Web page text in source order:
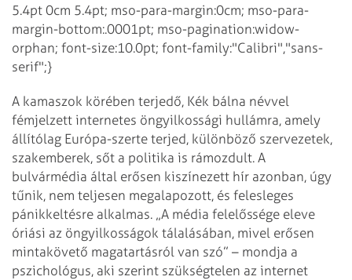
5.4pt 0cm 5.4pt; mso-para-margin:0cm; mso-para-
margin-bottom:.0001pt; mso-pagination:widow-
orphan; font-size:10.0pt; font-family:"Calibri","sans-
serif";}
A kamaszok körében terjedő, Kék bálna névvel
fémjelzett internetes öngyilkossági hullámra, amely
állítólag Európa-szerte terjed, különböző szervezetek,
szakemberek, sőt a politika is rámozdult. A
bulvármédia által erősen kiszínezett hír azonban, úgy
tűnik, nem teljesen megalapozott, és felesleges
pánikkeltésre alkalmas. „A média felelőssége eleve
óriási az öngyilkosságok tálalásában, mivel erősen
mintakövető magatartásról van szó” – mondja a
pszichológus, aki szerint szükségtelen az internet